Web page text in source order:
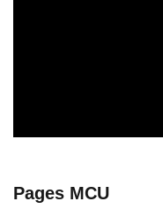
Pages MCU